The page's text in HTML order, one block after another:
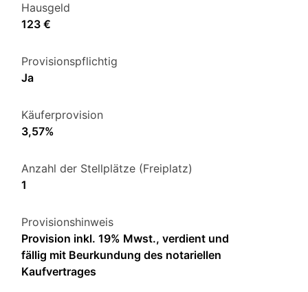
Hausgeld
123 €
Provisionspflichtig
Ja
Käuferprovision
3,57%
Anzahl der Stellplätze (Freiplatz)
1
Provisionshinweis
Provision inkl. 19% Mwst., verdient und
fällig mit Beurkundung des notariellen
Kaufvertrages